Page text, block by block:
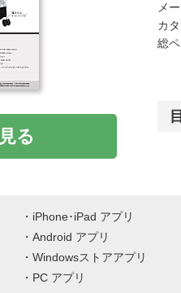
見る
メ
カ
総
iPhone･iPad アプリ
Android アプリ
Windowsストアアプリ
PC アプリ